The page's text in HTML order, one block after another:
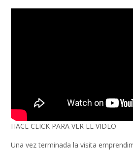
HACE CLICK PARA VER EL VIDEO
Una vez terminada la visita